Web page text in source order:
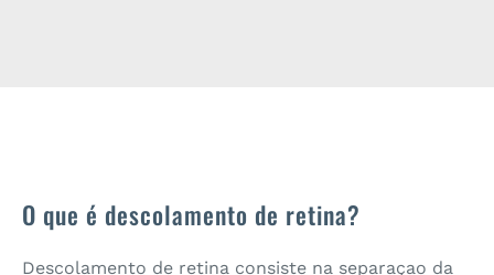
O que é descolamento de retina?
Descolamento de retina consiste na separaçao da